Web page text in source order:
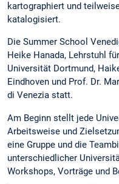
kartographiert und
katalogisiert.
Die Summer School
Heike Hanada, Lehrstuhl
Universität Dortmund,
Eindhoven und Prof. Dr.
di Venezia statt.
Am Beginn stellt jede
Arbeitsweise und
eine Gruppe und die
unterschiedlicher
Workshops, Vorträge und